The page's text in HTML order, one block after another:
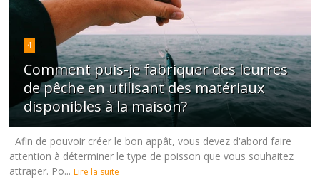
4
Comment puis-je fabriquer des leurres
de pêche en utilisant des matériaux
disponibles à la maison?
Afin de pouvoir créer le bon appât, vous devez d'abord faire
attention à déterminer le type de poisson que vous souhaitez
attraper. Po... Lire la suite